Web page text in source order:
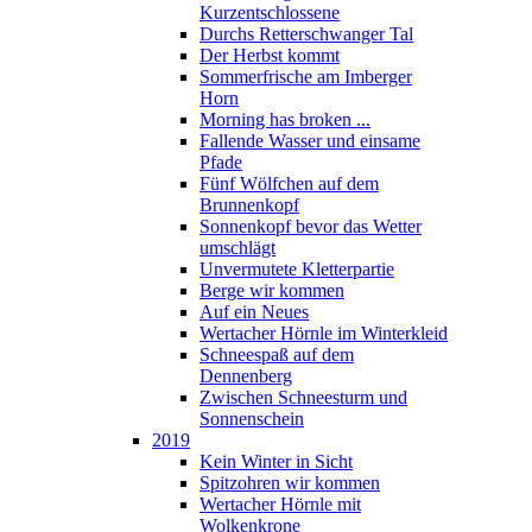
Kurzentschlossene
Durchs Retterschwanger Tal
Der Herbst kommt
Sommerfrische am Imberger
Horn
Morning has broken ...
Fallende Wasser und einsame
Pfade
Fünf Wölfchen auf dem
Brunnenkopf
Sonnenkopf bevor das Wetter
umschlägt
Unvermutete Kletterpartie
Berge wir kommen
Auf ein Neues
Wertacher Hörnle im Winterkleid
Schneespaß auf dem
Dennenberg
Zwischen Schneesturm und
Sonnenschein
2019
Kein Winter in Sicht
Spitzohren wir kommen
Wertacher Hörnle mit
Wolkenkrone